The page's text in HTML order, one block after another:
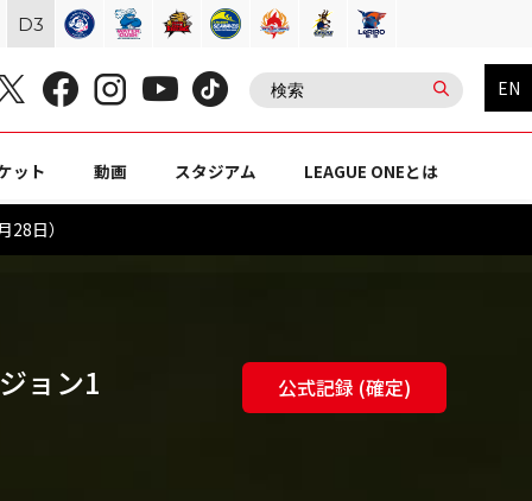
EN
ット 動画 スタジアム LEAGUE ONEとは
日）
ョン1 公式記録 (確定)
D3